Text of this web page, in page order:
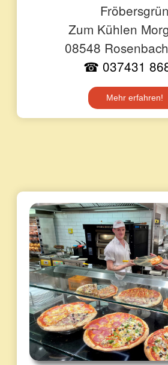
Fröbersgrün
Zum Kühlen
08548
☎ 037431
Mehr erfahren!